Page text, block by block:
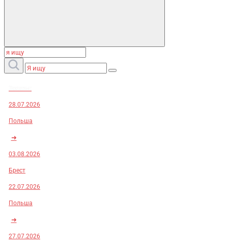
28.07.2026
Польша
➜
03.08.2026
Брест
22.07.2026
Польша
➜
27.07.2026